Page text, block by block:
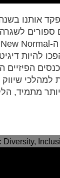
אותנו
ספורים
להיות
הפיזיים
למהלכי
יותר מתמיד,